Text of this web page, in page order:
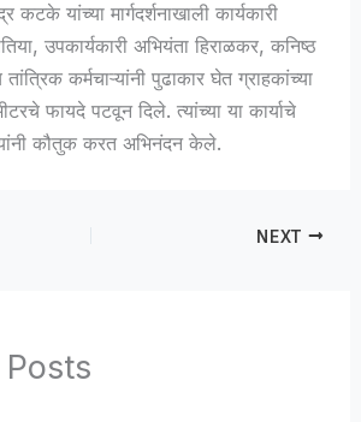
कटके यांच्या मार्गदर्शनाखाली कार्यकारी
उपकार्यकारी अभियंता हिराळकर, कनिष्ठ
कर्मचाऱ्यांनी पुढाकार घेत ग्राहकांच्या
फायदे पटवून दिले. त्यांच्या या कार्याचे
कौतुक करत अभिनंदन केले.
NEXT